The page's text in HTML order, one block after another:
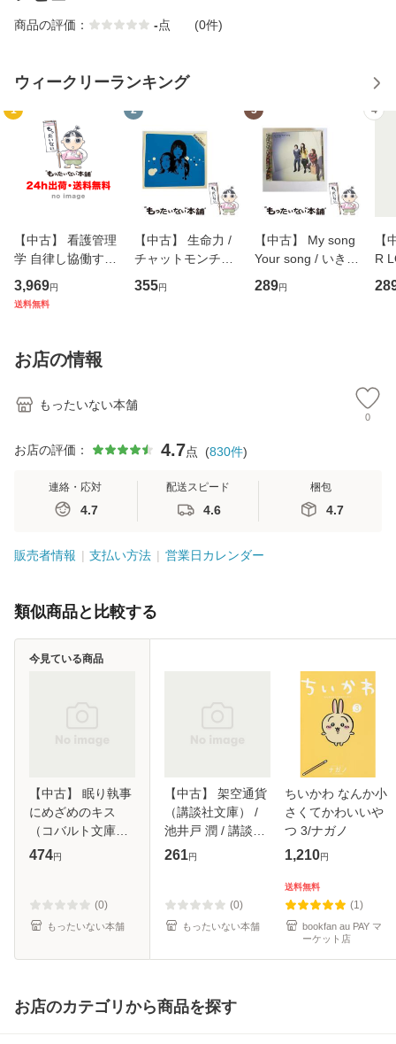
商品の評価： -点 (0件)
ウィークリーランキング
1
【中古】 看護管理
学 自律し協働する
専門職の看護マネ
ジメントスキル 改
恵 藤本幸三 / 南江
堂 [単行
3,969円
送料無料
2
【中古】 生命力 /
チャットモンチー /
キューンレコード
[CD]【メール便送
355円
3
【中古】 My song
Your song / いきも
のがかり / [CD]
【メール便送料無
289円
4
【
R
産
お店の情報
もったいない本舗
0
お店の評価： 4.7点 (830件)
連絡・応対
4.7
配送スピード
4.6
梱包
4.7
販売者情報 支払い方法 営業日カレンダー
類似商品と比較する
【中古】 眠り執事
にめざめのキス
（コバルト文庫） /
あさぎり 夕 / 集英
474円
(0)
もったいない本舗
今見ている商品
【中古】 架空通貨
（講談社文庫） /
池井戸 潤 / 講談社
[文庫]【メール便送
261円
(0)
もったいない本舗
ちいかわ なんか小
さくてかわいいや
つ 3/ナガノ
1,210円
送料無料
(1)
bookfan au PAY マ
ーケット店
お店のカテゴリから商品を探す